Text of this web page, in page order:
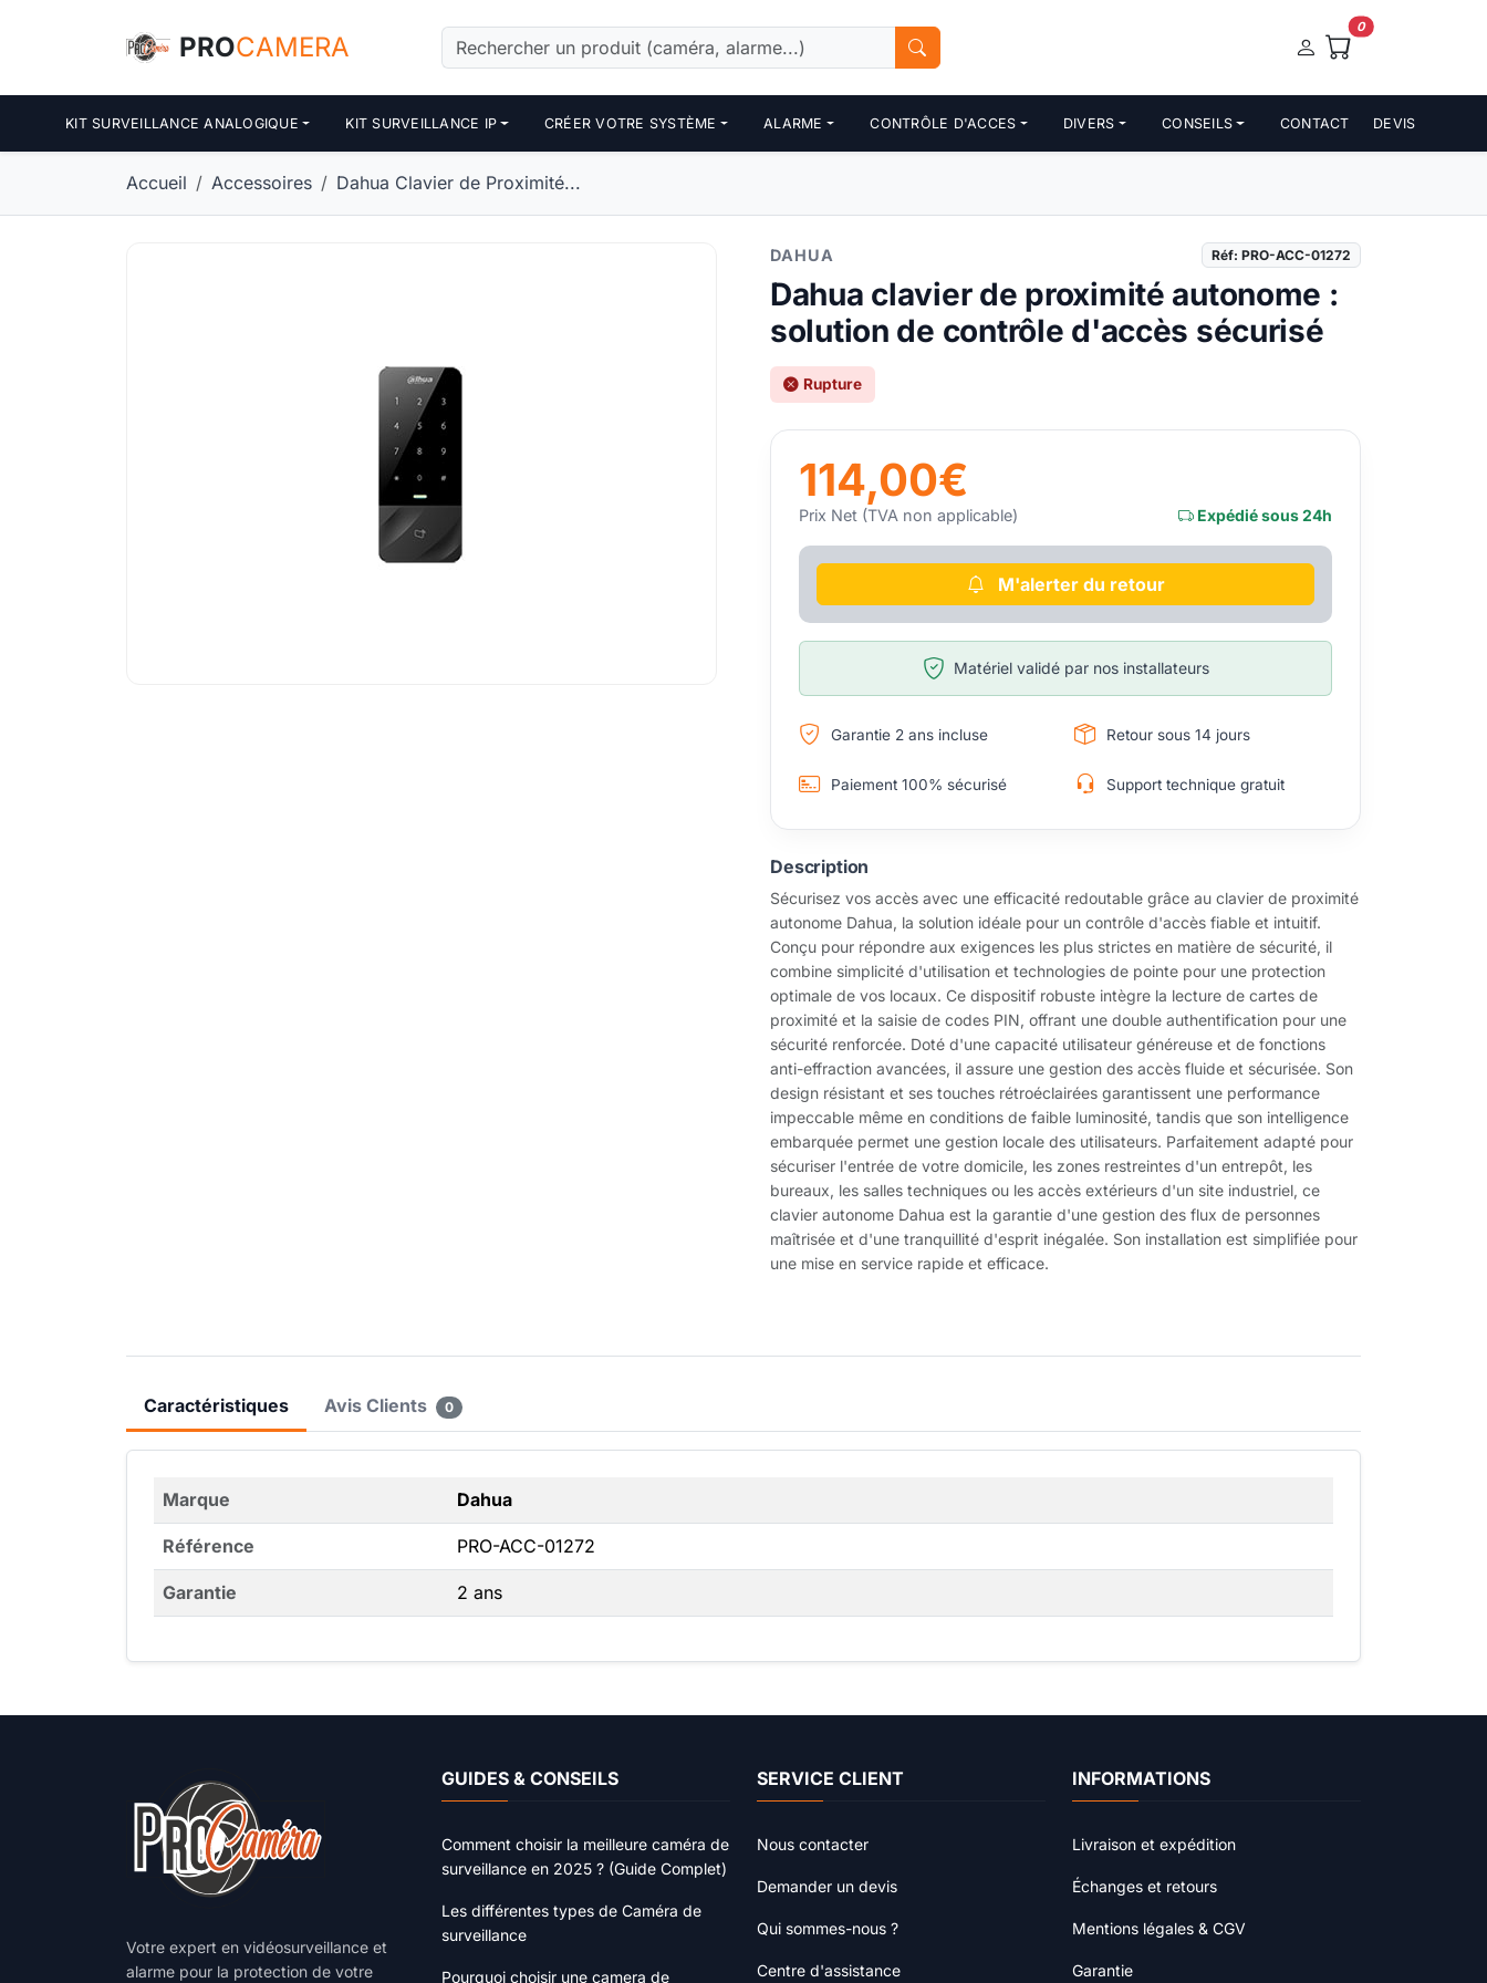
PROCAMERA
0
KIT SURVEILLANCE ANALOGIQUE KIT SURVEILLANCE IP CRÉER VOTRE SYSTÈME ALARME CONTRÔLE D'ACCES DIVERS CONSEILS CONTACT DEVIS
Accueil Accessoires Dahua Clavier de Proximité...
DAHUA Réf: PRO-ACC-01272
Dahua clavier de proximité autonome :
solution de contrôle d'accès sécurisé
Rupture
114,00€
Prix Net (TVA non applicable) Expédié sous 24h
M'alerter du retour
Matériel validé par nos installateurs
Garantie 2 ans incluse Retour sous 14 jours
Paiement 100% sécurisé Support technique gratuit
Description
Sécurisez vos accès avec une efficacité redoutable grâce au clavier de proximité
autonome Dahua, la solution idéale pour un contrôle d'accès fiable et intuitif.
Conçu pour répondre aux exigences les plus strictes en matière de sécurité, il
combine simplicité d'utilisation et technologies de pointe pour une protection
optimale de vos locaux. Ce dispositif robuste intègre la lecture de cartes de
proximité et la saisie de codes PIN, offrant une double authentification pour une
sécurité renforcée. Doté d'une capacité utilisateur généreuse et de fonctions
anti-effraction avancées, il assure une gestion des accès fluide et sécurisée. Son
design résistant et ses touches rétroéclairées garantissent une performance
impeccable même en conditions de faible luminosité, tandis que son intelligence
embarquée permet une gestion locale des utilisateurs. Parfaitement adapté pour
sécuriser l'entrée de votre domicile, les zones restreintes d'un entrepôt, les
bureaux, les salles techniques ou les accès extérieurs d'un site industriel, ce
clavier autonome Dahua est la garantie d'une gestion des flux de personnes
maîtrisée et d'une tranquillité d'esprit inégalée. Son installation est simplifiée pour
une mise en service rapide et efficace.
Caractéristiques Avis Clients 0
Marque Dahua
Référence PRO-ACC-01272
Garantie 2 ans
Votre expert en vidéosurveillance et
alarme pour la protection de votre
GUIDES & CONSEILS
Comment choisir la meilleure caméra de
surveillance en 2025 ? (Guide Complet)
Les différentes types de Caméra de
surveillance
Pourquoi choisir une camera de
SERVICE CLIENT
Nous contacter
Demander un devis
Qui sommes-nous ?
Centre d'assistance
INFORMATIONS
Livraison et expédition
Échanges et retours
Mentions légales & CGV
Garantie